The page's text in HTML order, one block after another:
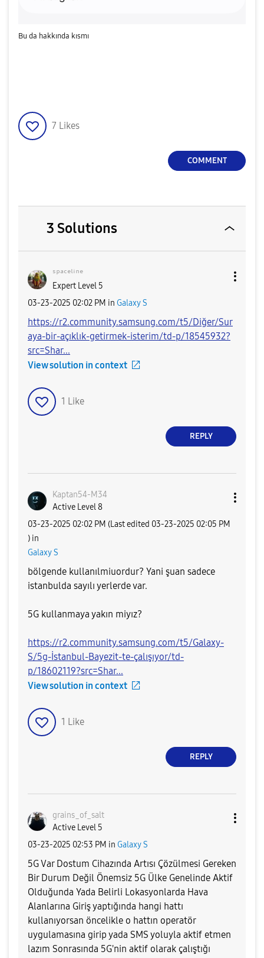
Bu da hakkında kısmı
7 Likes
COMMENT
3 Solutions
ˢᵖᵃᶜᵉˡⁱⁿᵉ
Expert Level 5
‎03-23-2025 02:02 PM in Galaxy S
https://r2.community.samsung.com/t5/Diğer/Sur
aya-bir-açıklık-getirmek-isterim/td-p/18545932?
src=Shar...
View solution in context
1 Like
REPLY
Kaptan54-M34
Active Level 8
‎03-23-2025 02:02 PM (Last edited ‎03-23-2025 02:05 PM
) in
Galaxy S
bölgende kullanılmiuordur? Yani şuan sadece
istanbulda sayılı yerlerde var.
5G kullanmaya yakın miyız?
https://r2.community.samsung.com/t5/Galaxy-
S/5g-İstanbul-Bayezit-te-çalışıyor/td-
p/18602119?src=Shar...
View solution in context
1 Like
REPLY
grains_of_salt
Active Level 5
‎03-23-2025 02:53 PM in Galaxy S
5G Var Dostum Cihazında Artısı Çözülmesi Gereken
Bir Durum Değil Önemsiz 5G Ülke Genelinde Aktif
Olduğunda Yada Belirli Lokasyonlarda Hava
Alanlarına Giriş yaptığında hangi hattı
kullanıyorsan öncelikle o hattın operatör
uygulamasına girip yada SMS yoluyla aktif etmen
lazım Sonrasında 5G'nin aktif olarak çalıştığı